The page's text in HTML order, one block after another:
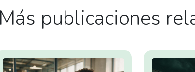
Más publicaciones